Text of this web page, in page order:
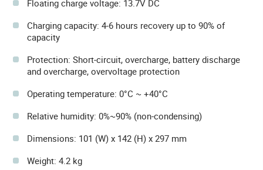
Floating charge voltage: 13.7V DC
Charging capacity: 4-6 hours recovery up to 90% of
capacity
Protection: Short-circuit, overcharge, battery discharge
and overcharge, overvoltage protection
Operating temperature: 0°C ~ +40°C
Relative humidity: 0%~90% (non-condensing)
Dimensions: 101 (W) x 142 (H) x 297 mm
Weight: 4.2 kg